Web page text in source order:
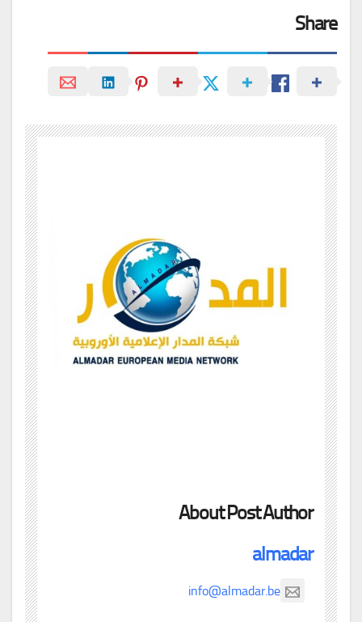
Share
About Post Author
almadar
info@almadar.be